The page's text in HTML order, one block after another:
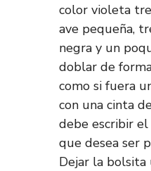
color violeta
ave pequeña,
negra y un
doblar de
como si fuera
con una cinta
debe escribir
que desea ser
Dejar la bolsita